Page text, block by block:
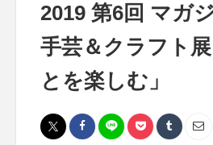
2019 第6回 マガ
手芸＆クラフト
とを楽しむ」